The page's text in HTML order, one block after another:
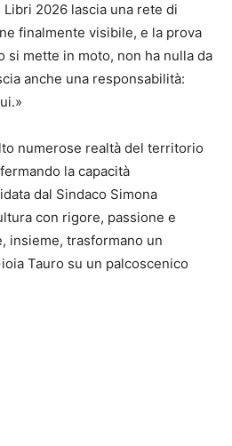
2026 lascia una rete di
finalmente visibile, e la prova
si mette in moto, non ha nulla da
anche una responsabilità:
numerose realtà del territorio
la capacità
dal Sindaco Simona
con rigore, passione e
insieme, trasformano un
Tauro su un palcoscenico